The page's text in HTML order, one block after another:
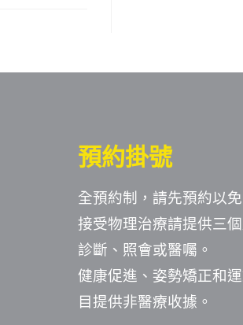
預約掛號
全預約制，請先預約以免
接受物理治療請提供三
診斷、照會或醫囑。
健康促進、姿勢矯正和
目提供非醫療收據。